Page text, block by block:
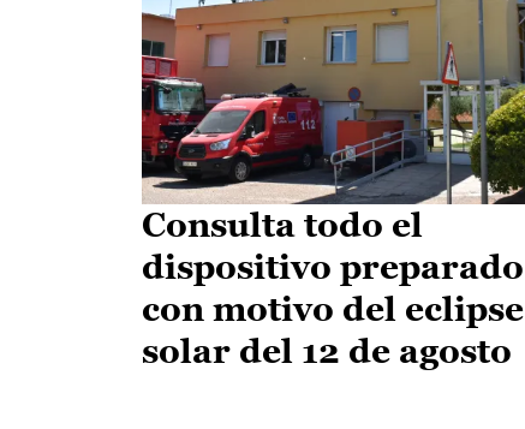
Consulta todo el
dispositivo preparado
con motivo del eclipse
solar del 12 de agosto